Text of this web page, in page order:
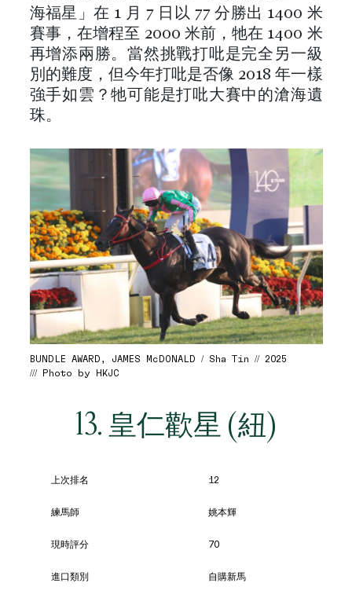
海福星」在 1 月 7 日以 77 分勝出 1400 米
賽事，在增程至 2000 米前，牠在 1400 米
再增添兩勝。當然挑戰打吡是完全另一級
別的難度，但今年打吡是否像 2018 年一樣
強手如雲？牠可能是打吡大賽中的滄海遺
珠。
BUNDLE AWARD, JAMES McDONALD / Sha Tin // 2025
/// Photo by HKJC
13. 皇仁歡星 (紐)
上次排名 12
練馬師 姚本輝
現時評分 70
進口類別 自購新馬